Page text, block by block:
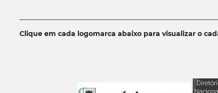
Clique em cada logomarca abaixo para visualizar o